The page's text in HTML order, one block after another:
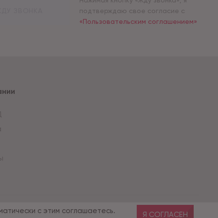
подтверждаю свое согласие с
«Пользовательским соглашением»
Разработка сайта — компания «Факт»
с этим соглашаетесь. Я СОГЛАСЕН